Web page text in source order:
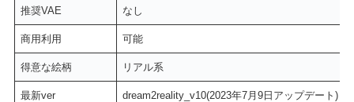
推奨VAE なし
商用利用 可能
得意な絵柄 リアル系
最新ver dream2reality_v10(2023年7月9日アップデート)